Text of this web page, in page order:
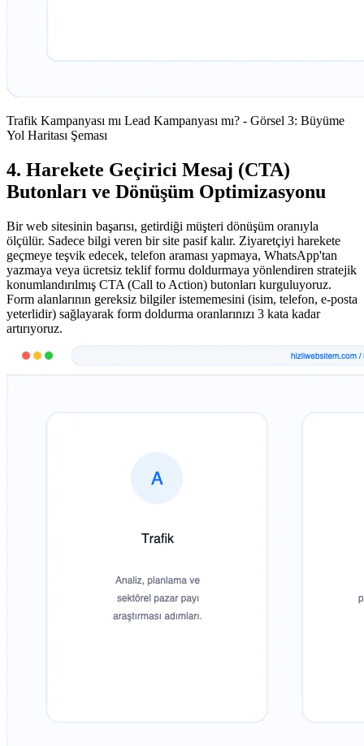
Trafik Kampanyası mı Lead Kampanyası mı? - Görsel 3: Büyüme
Yol Haritası Şeması
4. Harekete Geçirici Mesaj (CTA)
Butonları ve Dönüşüm Optimizasyonu
Bir web sitesinin başarısı, getirdiği müşteri dönüşüm oranıyla
ölçülür. Sadece bilgi veren bir site pasif kalır. Ziyaretçiyi harekete
geçmeye teşvik edecek, telefon araması yapmaya, WhatsApp'tan
yazmaya veya ücretsiz teklif formu doldurmaya yönlendiren stratejik
konumlandırılmış CTA (Call to Action) butonları kurguluyoruz.
Form alanlarının gereksiz bilgiler istememesini (isim, telefon, e-posta
yeterlidir) sağlayarak form doldurma oranlarınızı 3 kata kadar
artırıyoruz.